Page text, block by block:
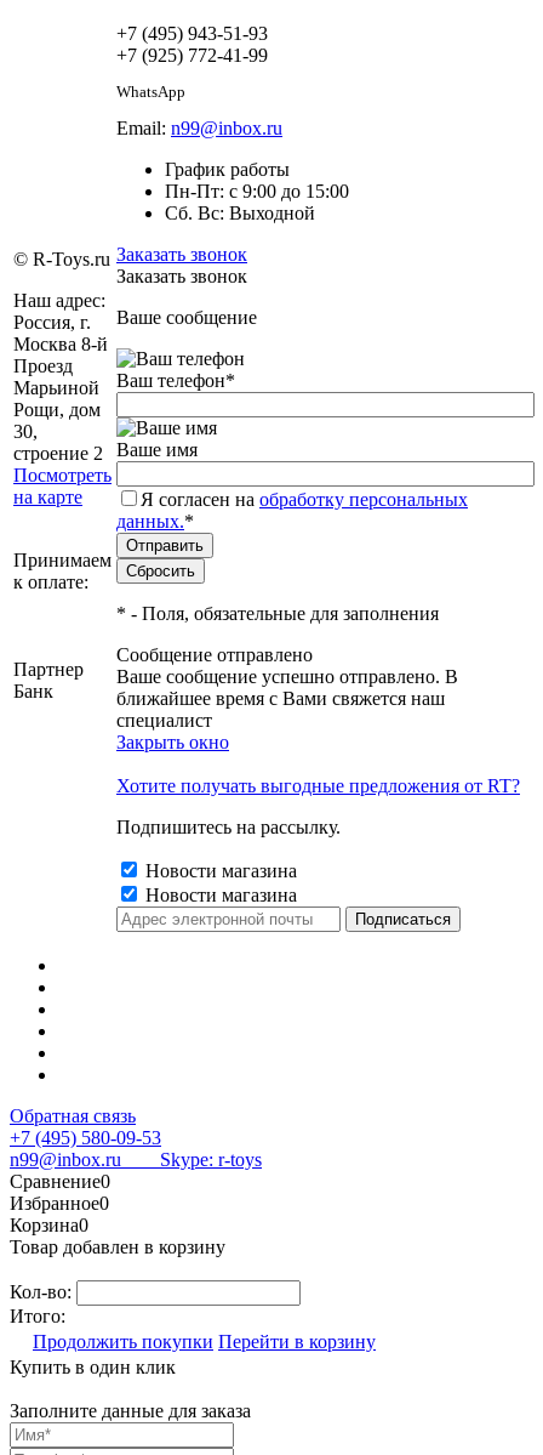
© R-Toys.ru
Наш адрес:
Россия, г.
Москва 8-й
Проезд
Марьиной
Рощи, дом
30,
строение 2
Посмотреть
на карте
Принимаем
к оплате:
Партнер
Банк
+7 (495) 943-51-93
+7 (925) 772-41-99
WhatsApp
Email: n99@inbox.ru
График работы
Пн-Пт: с 9:00 до 15:00
Сб. Вс: Выходной
Заказать звонок
Заказать звонок
Ваше сообщение
Ваш телефон*
Ваше имя
Я согласен на обработку персональных
данных.*
* - Поля, обязательные для заполнения
Сообщение отправлено
Ваше сообщение успешно отправлено. В
ближайшее время с Вами свяжется наш
специалист
Закрыть окно
Хотите получать выгодные предложения от RT?
Подпишитесь на рассылку.
Новости магазина
Новости магазина
Обратная связь
+7 (495) 580-09-53
n99@inbox.ru Skype: r-toys
Сравнение0
Избранное0
Корзина0
Товар добавлен в корзину
Кол-во:
Итого:
Продолжить покупки Перейти в корзину
Купить в один клик
Заполните данные для заказа